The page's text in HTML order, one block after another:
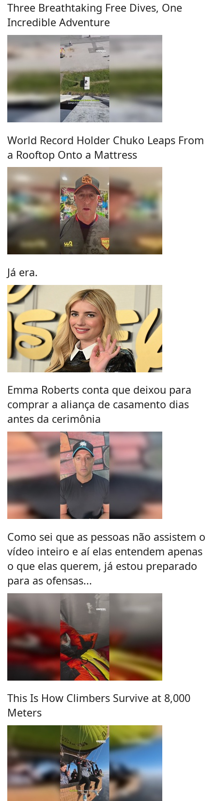
Three Breathtaking Free Dives, One
Incredible Adventure
World Record Holder Chuko Leaps From
a Rooftop Onto a Mattress
Já era.
Emma Roberts conta que deixou para
comprar a aliança de casamento dias
antes da cerimônia
Como sei que as pessoas não assistem o
vídeo inteiro e aí elas entendem apenas
o que elas querem, já estou preparado
para as ofensas...
This Is How Climbers Survive at 8,000
Meters